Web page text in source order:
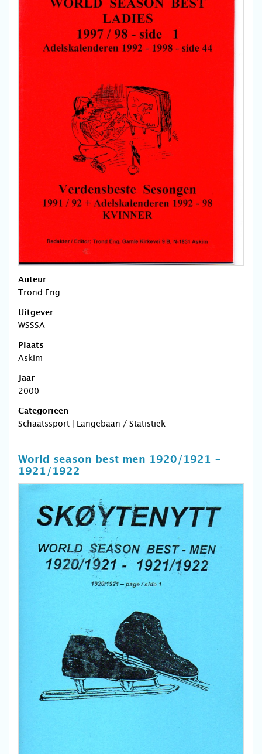
Auteur
Trond Eng
Uitgever
WSSSA
Plaats
Askim
Jaar
2000
Categorieën
Schaatssport | Langebaan / Statistiek
World season best men 1920/1921 -
1921/1922